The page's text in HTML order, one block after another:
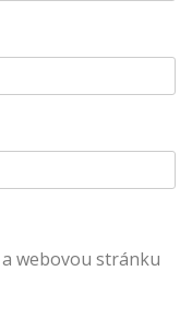
webovou stránku